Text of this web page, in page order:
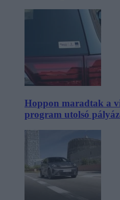
Hoppon maradtak a
program utolsó